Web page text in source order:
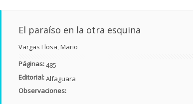
El paraíso en la otra esquina
Vargas Llosa, Mario
Páginas:485
Editorial:Alfaguara
Observaciones: